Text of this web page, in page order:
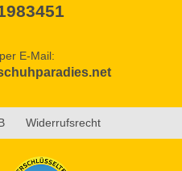
E-Mail:
Widerrufsrecht